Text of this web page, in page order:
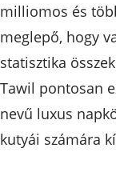
milliomos és
meglepő, hogy
statisztika
Tawil pontosan
nevű luxus
kutyái számára